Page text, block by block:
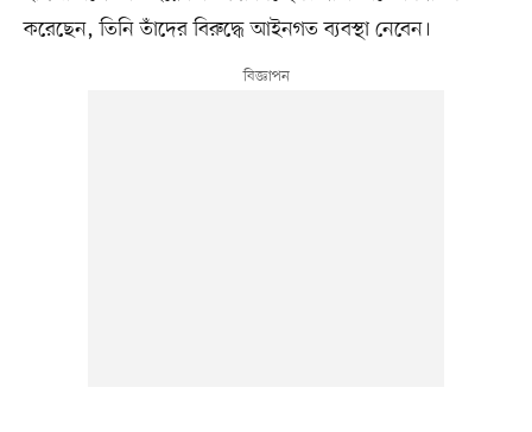
করেছেন, তিনি তাঁদের বিরুদ্ধে আইনগত ব্যবস্থা নেবেন।